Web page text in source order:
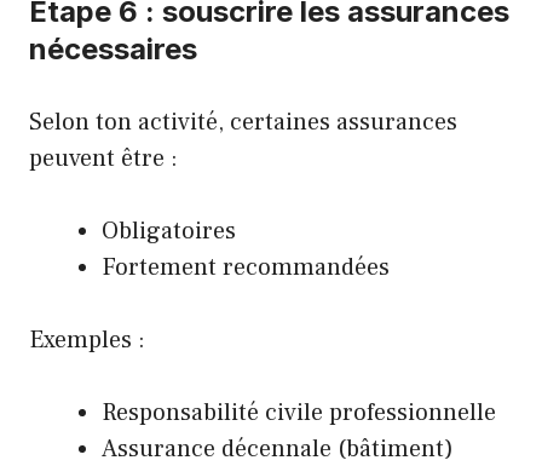
Étape 6 : souscrire les assurances
nécessaires
Selon ton activité, certaines assurances
peuvent être :
Obligatoires
Fortement recommandées
Exemples :
Responsabilité civile professionnelle
Assurance décennale (bâtiment)